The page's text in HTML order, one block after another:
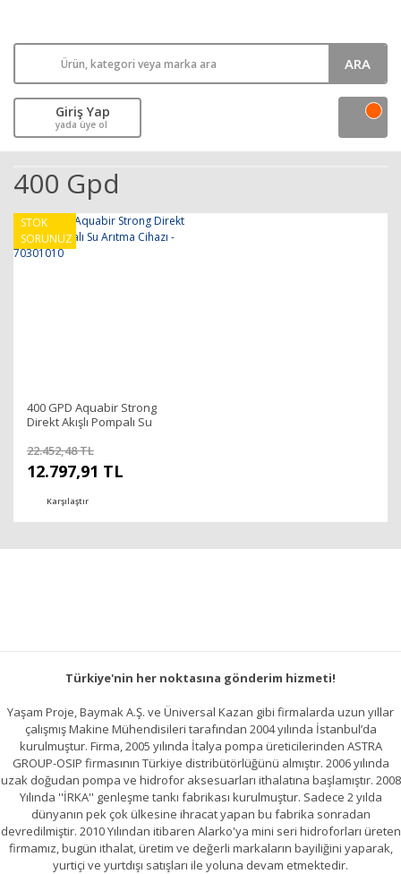
ARA
Giriş Yap
yada üye ol
400 Gpd
STOK
SORUNUZ
400 GPD Aquabir Strong
Direkt Akışlı Pompalı Su
22.452,48 TL
12.797,91 TL
Karşılaştır
Türkiye'nin her noktasına gönderim hizmeti!
Yaşam Proje, Baymak A.Ş. ve Üniversal Kazan gibi firmalarda uzun yıllar
çalışmış Makine Mühendisileri tarafından 2004 yılında İstanbul’da
kurulmuştur. Firma, 2005 yılında İtalya pompa üreticilerinden ASTRA
GROUP-OSIP firmasının Türkiye distribütörlüğünü almıştır. 2006 yılında
uzak doğudan pompa ve hidrofor aksesuarları ithalatına başlamıştır. 2008
Yılında ''İRKA'' genleşme tankı fabrikası kurulmuştur. Sadece 2 yılda
dünyanın pek çok ülkesine ihracat yapan bu fabrika sonradan
devredilmiştir. 2010 Yılından itibaren Alarko'ya mini seri hidroforları üreten
firmamız, bugün ithalat, üretim ve değerli markaların bayiliğini yaparak,
yurtiçi ve yurtdışı satışları ile yoluna devam etmektedir.